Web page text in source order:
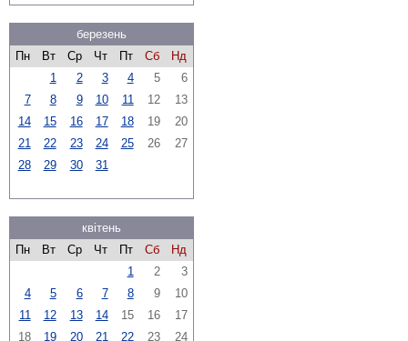
березень
Пн
Вт Ср Чт Пт Сб
Нд
1
2 3 4 5
6
7
8 9 10 11 12
13
14
15 16 17 18 19
20
21
22 23 24 25 26
27
28
29 30 31
квітень
Пн
Вт Ср Чт Пт Сб
Нд
1
2
3
4
5 6 7 8 9
10
11
12 13 14 15 16
17
18
19 20 21 22 23
24